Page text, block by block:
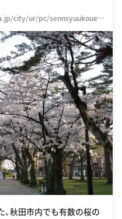
city/ur/pc/sennsyuukouenn
秋田市内でも有数の桜の